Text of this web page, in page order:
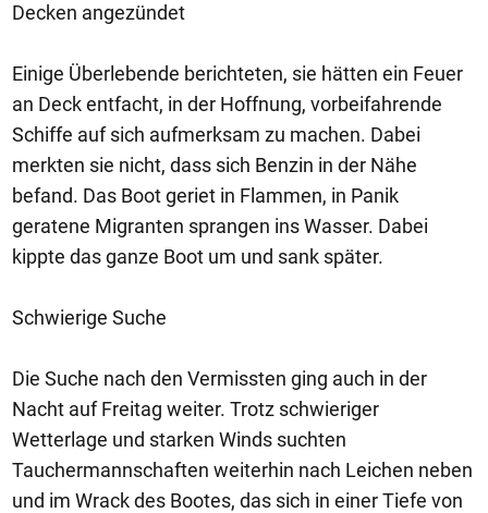
Decken angezündet
Einige Überlebende berichteten, sie hätten ein Feuer
an Deck entfacht, in der Hoffnung, vorbeifahrende
Schiffe auf sich aufmerksam zu machen. Dabei
merkten sie nicht, dass sich Benzin in der Nähe
befand. Das Boot geriet in Flammen, in Panik
geratene Migranten sprangen ins Wasser. Dabei
kippte das ganze Boot um und sank später.
Schwierige Suche
Die Suche nach den Vermissten ging auch in der
Nacht auf Freitag weiter. Trotz schwieriger
Wetterlage und starken Winds suchten
Tauchermannschaften weiterhin nach Leichen neben
und im Wrack des Bootes, das sich in einer Tiefe von